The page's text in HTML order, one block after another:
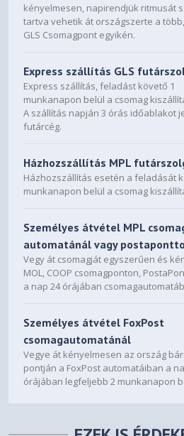
kényelmesen, napirendjük ritmusát
tartva vehetik át országszerte a
GLS Csomagpont egyikén.
Express szállítás GLS
Express szállítás, feladást követő 1
munkanapon belül a csomag
A szállítás napján 3 órás időablakot
futárcég.
Házhozszállítás MPL
Házhozszállítás esetén a feladását
munkanapon belül a csomag
Személyes átvétel MPL
automatánál vagy
Vegy át csomagját egyszerűen és
MOL, COOP csomagponton,
a nap 24 órájában
Személyes átvétel FoxPost
csomagautomatánál
Vegye át kényelmesen az ország
pontján a FoxPost automatáiban a
órájában legfeljebb 2 munkanapon